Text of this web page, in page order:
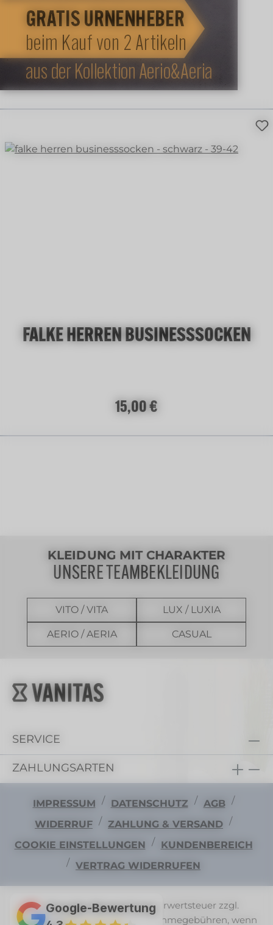
FALKE HERREN BUSINESSSOCKEN
Regulärer Preis:
15,00 €
KLEIDUNG MIT CHARAKTER
UNSERE TEAMBEKLEIDUNG
VITO / VITA LUX / LUXIA
AERIO / AERIA CASUAL
SERVICE
ZAHLUNGSARTEN
IMPRESSUM / DATENSCHUTZ / AGB /
WIDERRUF / ZAHLUNG & VERSAND /
COOKIE EINSTELLUNGEN /
KUNDENBEREICH
/ VERTRAG WIDERRUFEN
Alle Preise exkl. gesetzl. Mehrwertsteuer zzgl.
Versandkosten
und ggf. Nachnahmegebühren, wenn
Google-Bewertung